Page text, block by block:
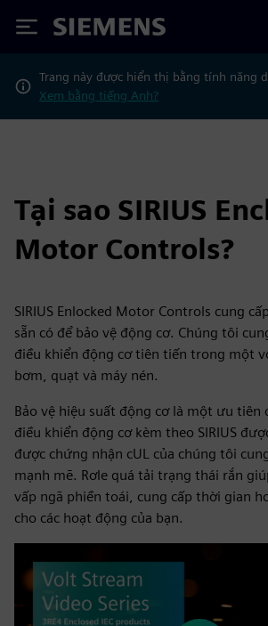
Siemens
Trang này được hiển thị bằng tính năng
Xem bằng tiếng Anh?
Tại sao SIRIUS
Motor Controls?
SIRIUS Enlocked Motor Controls cung
sẵn có để bảo vệ động cơ. Chúng tôi
điều khiển động cơ tiên tiến trong một
bơm, quạt và máy nén.
Bảo vệ hiệu suất động cơ là một ưu tiên
điều khiển động cơ kèm theo SIRIUS
được chứng nhận cUL của chúng tôi
mạnh mẽ. Rơle quá tải trạng thái rắn
vấp ngã phiền toái, cung cấp thời gian
cho các hoạt động của bạn.